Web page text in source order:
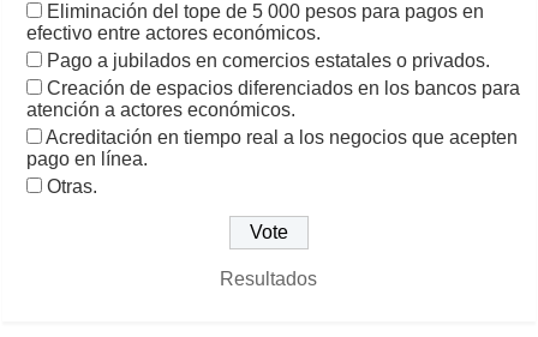
Eliminación del tope de 5 000 pesos para pagos en
efectivo entre actores económicos.
Pago a jubilados en comercios estatales o privados.
Creación de espacios diferenciados en los bancos para
atención a actores económicos.
Acreditación en tiempo real a los negocios que acepten
pago en línea.
Otras.
Resultados